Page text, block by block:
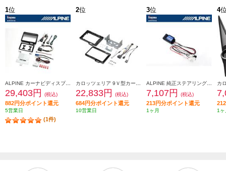
1位
ALPINE カーナビディスプレイオーディオ取付けキット N-BOX(JF5/6系)専用 KTX-XF11-NB-56-NR
29,403円 (税込)
882円分ポイント還元
5営業日
(1件)
2位
22,833円 (税込)
684円分ポイント還元
10営業日
3位
7,107円 (税込)
213円分ポイント還元
1ヶ月
4
1ヶ